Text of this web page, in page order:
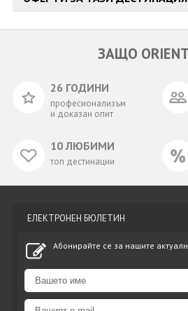
ЗАЩО
26 ГОДИНИ
професионализъм
и доказан опит
10 ЛЮБИМИ
топ дестинации
ЕЛЕКТРОНЕН БЮЛЕТИН
Абонирайте се за нашите